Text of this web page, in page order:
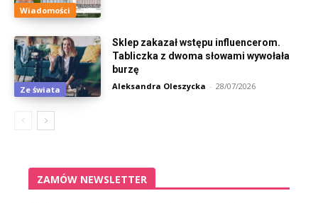
Wiadomości
Ze świata
Sklep zakazał wstępu influencerom.
Tabliczka z dwoma słowami wywołała
burzę
Aleksandra Oleszycka - 28/07/2026
ZAMÓW NEWSLETTER